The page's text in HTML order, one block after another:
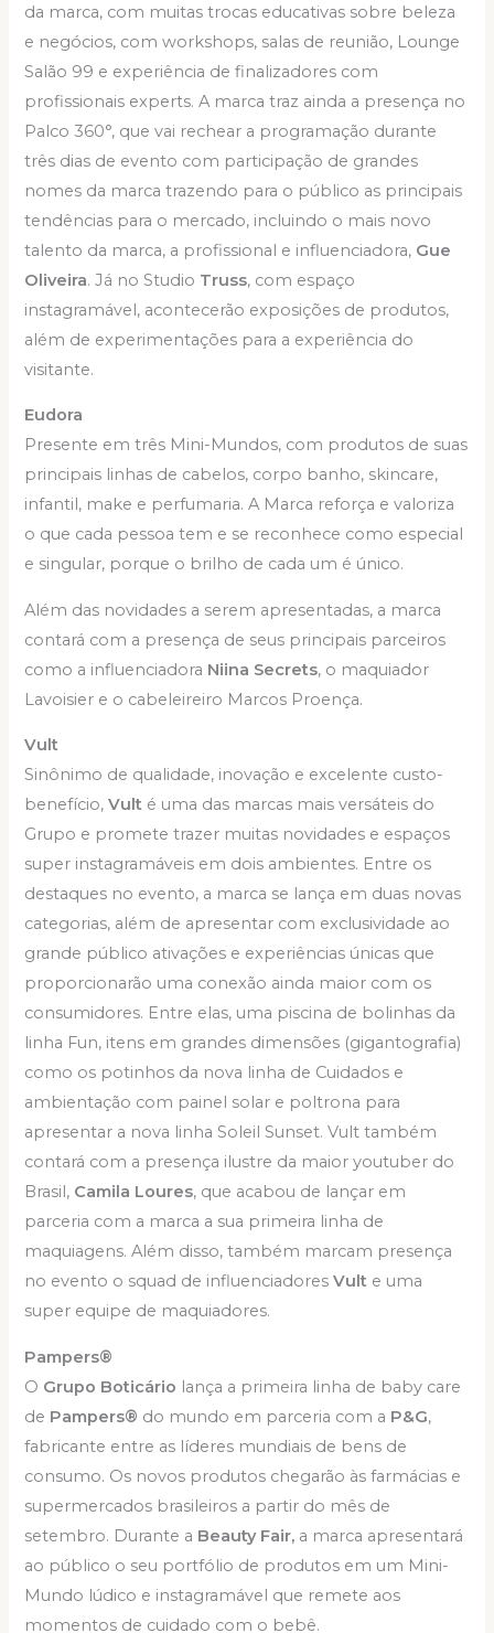
da marca, com muitas trocas educativas sobre beleza
e negócios, com workshops, salas de reunião, Lounge
Salão 99 e experiência de finalizadores com
profissionais experts. A marca traz ainda a presença no
Palco 360°, que vai rechear a programação durante
três dias de evento com participação de grandes
nomes da marca trazendo para o público as principais
tendências para o mercado, incluindo o mais novo
talento da marca, a profissional e influenciadora, Gue
Oliveira. Já no Studio Truss, com espaço
instagramável, acontecerão exposições de produtos,
além de experimentações para a experiência do
visitante.
Eudora
Presente em três Mini-Mundos, com produtos de suas
principais linhas de cabelos, corpo banho, skincare,
infantil, make e perfumaria. A Marca reforça e valoriza
o que cada pessoa tem e se reconhece como especial
e singular, porque o brilho de cada um é único.
Além das novidades a serem apresentadas, a marca
contará com a presença de seus principais parceiros
como a influenciadora Niina Secrets, o maquiador
Lavoisier e o cabeleireiro Marcos Proença.
Vult
Sinônimo de qualidade, inovação e excelente custo-
benefício,Vult é uma das marcas mais versáteis do
Grupo e promete trazer muitas novidades e espaços
super instagramáveis em dois ambientes. Entre os
destaques no evento, a marca se lança em duas novas
categorias, além de apresentar com exclusividade ao
grande público ativações e experiências únicas que
proporcionarão uma conexão ainda maior com os
consumidores. Entre elas, uma piscina de bolinhas da
linha Fun, itens em grandes dimensões (gigantografia)
como os potinhos da nova linha de Cuidados e
ambientação com painel solar e poltrona para
apresentar a nova linha Soleil Sunset. Vult também
contará com a presença ilustre da maior youtuber do
Brasil, Camila Loures, que acabou de lançar em
parceria com a marca a sua primeira linha de
maquiagens. Além disso, também marcam presença
no evento o squad de influenciadoresVult e uma
super equipe de maquiadores.
Pampers®
O Grupo Boticário lança a primeira linha de baby care
de Pampers® do mundo em parceria com a P&G,
fabricante entre as líderes mundiais de bens de
consumo. Os novos produtos chegarão às farmácias e
supermercados brasileiros a partir do mês de
setembro. Durante a Beauty Fair, a marca apresentará
ao público o seu portfólio de produtos em um Mini-
Mundo lúdico e instagramável que remete aos
momentos de cuidado com o bebê.